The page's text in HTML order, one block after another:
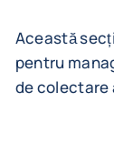
Această
pentru
de colectare